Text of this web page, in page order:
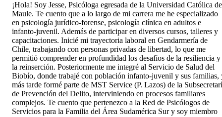
¡Hola! Soy Jesse, Psicóloga egresada de la Universidad Católica
Maule. Te cuento que a lo largo de mi carrera me he especializado
en psicología jurídico-forense, psicología clínica en adultos e
infanto-juvenil. Además de participar en diversos cursos, talleres y
capacitaciones. Inicié mi trayectoria laboral en Gendarmería de
Chile, trabajando con personas privadas de libertad, lo que me
permitió comprender en profundidad los desafíos de la resiliencia y
la reinserción. Posteriormente me integré al Servicio de Salud del
Biobío, donde trabajé con población infanto-juvenil y sus familias,
más tarde formé parte de MST Service (P. Lazos) de la
de Prevención del Delito, interviniendo en procesos familiares
complejos. Te cuento que pertenezco a la Red de Psicólogos de
Servicios para la Familia del Área Sudamérica Sur y soy miembro